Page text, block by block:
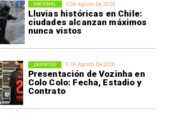
5 De Agosto De 2026
Lluvias históricas en Chile:
ciudades alcanzan máximos
nunca vistos
NACIONAL
5 De Agosto De 2026
Presentación de Vozinha en
Colo Colo: Fecha, Estadio y
Contrato
DEPORTES